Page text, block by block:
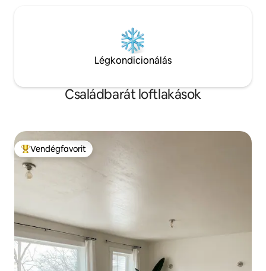
Légkondicionálás
Családbarát loftlakások
Kiemelt vendégfavorit
Vendégfavorit